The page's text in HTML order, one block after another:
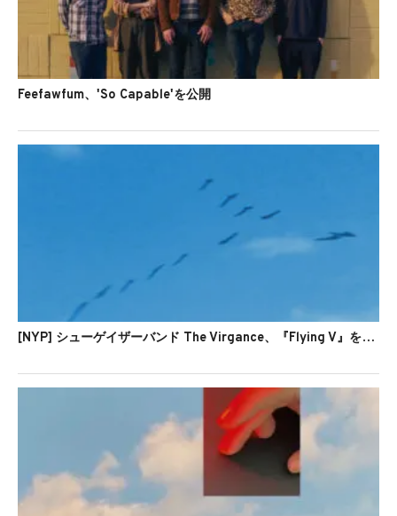
Feefawfum、'So Capable'を公開
[NYP] シューゲイザーバンド The Virgance、『Flying V』を発表